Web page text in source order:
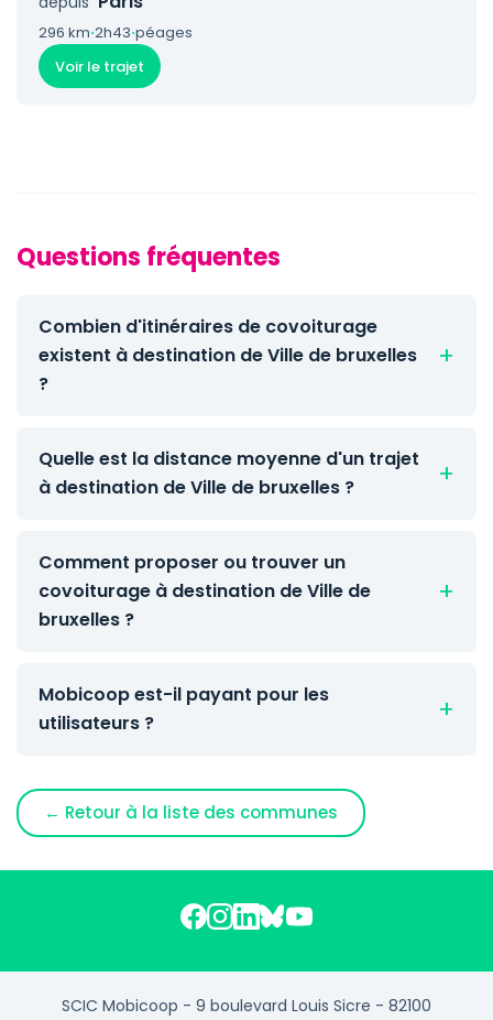
296 km·2h43·péages
Voir le trajet
Questions fréquentes
Combien d'itinéraires de covoiturage
existent à destination de Ville de bruxelles
?
Quelle est la distance moyenne d'un trajet
à destination de Ville de bruxelles ?
Comment proposer ou trouver un
covoiturage à destination de Ville de
bruxelles ?
Mobicoop est-il payant pour les
utilisateurs ?
← Retour à la liste des communes
SCIC Mobicoop - 9 boulevard Louis Sicre - 82100